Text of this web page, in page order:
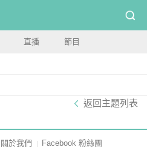
直播 節目
返回主題列表
關於我們
Facebook 粉絲團